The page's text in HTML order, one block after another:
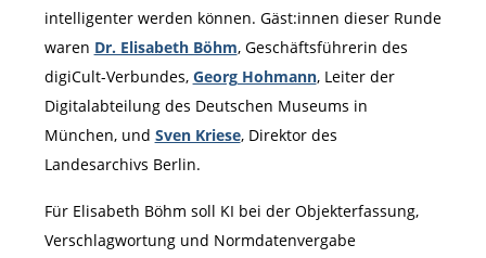
intelligenter werden können. Gäst:innen dieser Runde
waren Dr. Elisabeth Böhm, Geschäftsführerin des
digiCult-Verbundes, Georg Hohmann, Leiter der
Digitalabteilung des Deutschen Museums in
München, und Sven Kriese, Direktor des
Landesarchivs Berlin.
Für Elisabeth Böhm soll KI bei der Objekterfassung,
Verschlagwortung und Normdatenvergabe